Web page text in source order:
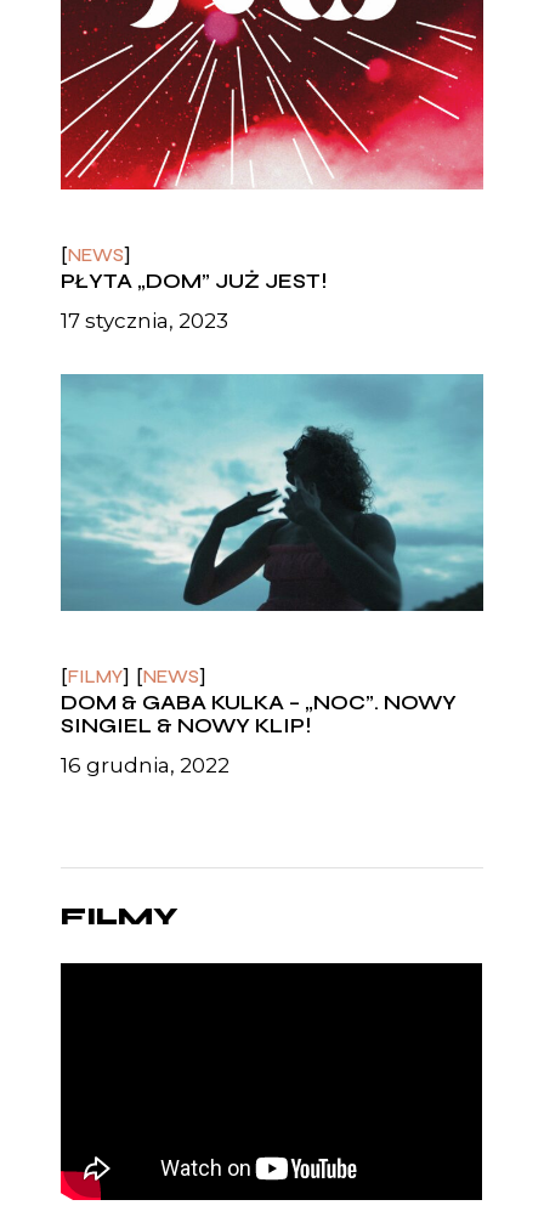
NEWS
PŁYTA „DOM” JUŻ JEST!
17 stycznia, 2023
FILMY NEWS
DOM & GABA KULKA – „NOC”. NOWY
SINGIEL & NOWY KLIP!
16 grudnia, 2022
FILMY